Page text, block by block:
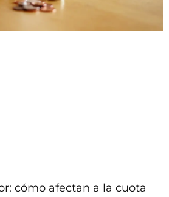
cómo afectan a la cuota